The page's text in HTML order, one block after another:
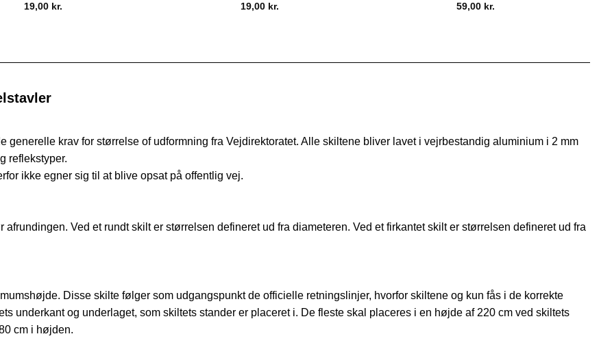
19,00 kr.
19,00 kr. 59,00 kr.
krav for størrelse of udformning fra Vejdirektoratet. Alle skiltene bliver lavet i vejrbestandig aluminium i 2 mm
reflekstyper.
ikke egner sig til at blive opsat på offentlig vej.
Ved et rundt skilt er størrelsen defineret ud fra diameteren. Ved et firkantet skilt er størrelsen defineret ud fra
Disse skilte følger som udgangspunkt de officielle retningslinjer, hvorfor skiltene og kun fås i de korrekte
underkant og underlaget, som skiltets stander er placeret i. De fleste skal placeres i en højde af 220 cm ved skiltets
cm i højden.